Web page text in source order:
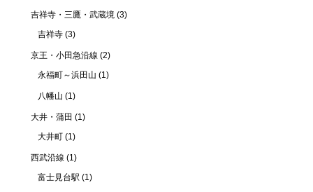
吉祥寺・三鷹・武蔵境 (3)
吉祥寺 (3)
京王・小田急沿線 (2)
永福町～浜田山 (1)
八幡山 (1)
大井・蒲田 (1)
大井町 (1)
西武沿線 (1)
富士見台駅 (1)